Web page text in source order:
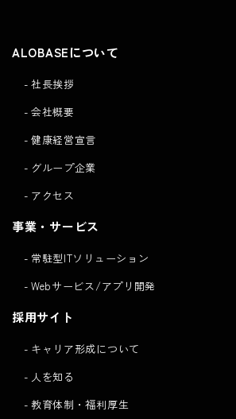
ALOBASEについて
社長挨拶
会社概要
健康経営宣言
グループ企業
アクセス
事業・サービス
常駐型ITソリューション
Webサービス/アプリ開発
採用サイト
キャリア形成について
人を知る
教育体制・福利厚生